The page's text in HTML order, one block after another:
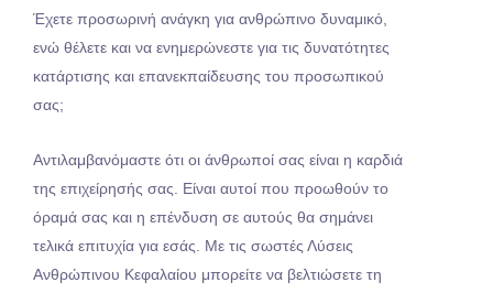
Έχετε προσωρινή ανάγκη για ανθρώπινο δυναμικό,
ενώ θέλετε και να ενημερώνεστε για τις δυνατότητες
κατάρτισης και επανεκπαίδευσης του προσωπικού
σας;
Αντιλαμβανόμαστε ότι οι άνθρωποί σας είναι η καρδιά
της επιχείρησής σας. Είναι αυτοί που προωθούν το
όραμά σας και η επένδυση σε αυτούς θα σημάνει
τελικά επιτυχία για εσάς. Με τις σωστές Λύσεις
Ανθρώπινου Κεφαλαίου μπορείτε να βελτιώσετε τη